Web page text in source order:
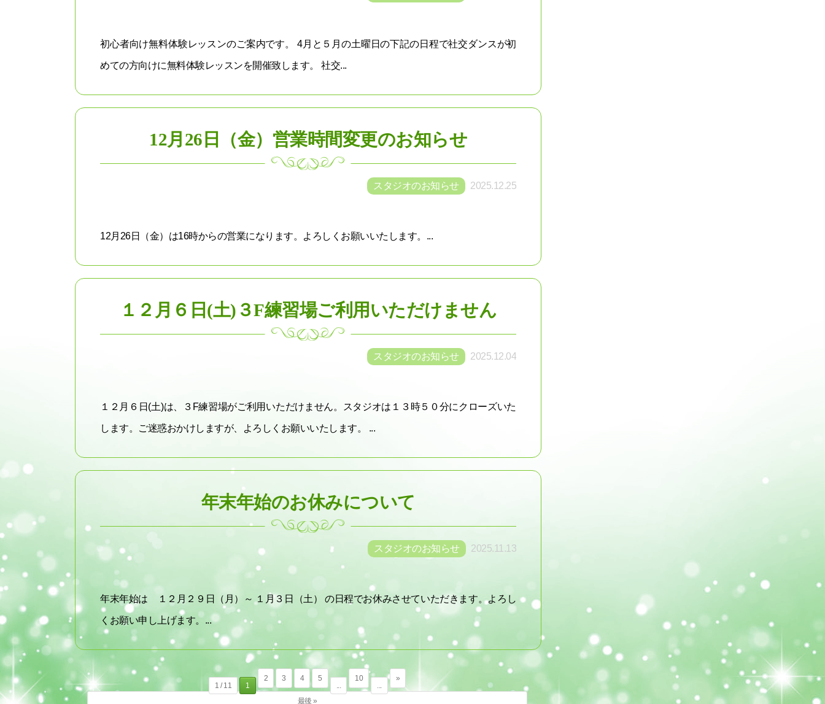
初心者向け無料体験レッスンのご案内です。 4月と５月の土曜日の下記の日程で社交ダンスが初
めての方向けに無料体験レッスンを開催致します。 社交...
12月26日（金）営業時間変更のお知らせ
スタジオのお知らせ 2025.12.25
12月26日（金）は16時からの営業になります。よろしくお願いいたします。...
１２月６日(土)３F練習場ご利用いただけません
スタジオのお知らせ 2025.12.04
１２月６日(土)は、３F練習場がご利用いただけません。スタジオは１３時５０分にクローズいた
します。ご迷惑おかけしますが、よろしくお願いいたします。 ...
年末年始のお休みについて
スタジオのお知らせ 2025.11.13
年末年始は １２月２９日（月）～ １月３日（土） の日程でお休みさせていただきます。よろし
くお願い申し上げます。...
1 / 11 1
2 3 4
5
...
10
...
»
最後 »